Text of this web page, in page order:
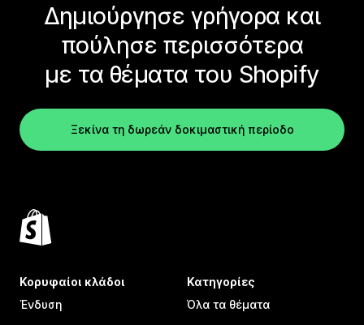
Δημιούργησε γρήγορα και
πούλησε περισσότερα
με τα θέματα του Shopify
Ξεκίνα τη δωρεάν δοκιμαστική περίοδο
Κορυφαίοι κλάδοι
Ένδυση
Κατηγορίες
Όλα τα θέματα